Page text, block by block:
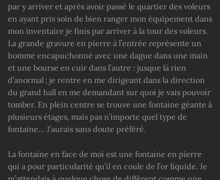
par y arriver et après avoir passé le quartier des voleurs
en ayant pris soin de bien ranger mon équipement dans
mon inventaire je finis par arriver à la tour des voleurs.
La grande gravure en pierre à l’entrée représente un
homme encapuchonné avec une dague dans une main
et une bourse en cuir dans l’autre : jusque là rien
d’anormal ; je rentre en me dirigeant dans la direction
du grand hall en me demandant sur quoi je vais pouvoir
tomber. En plein centre se trouve une fontaine géante à
plusieurs étages, mais pas n’importe quel type de
fontaine… J’aurais sans doute préféré.
La fontaine en face de moi est une fontaine en pierre
qui a pour particularité qu’il en coule de l’or liquide. Je